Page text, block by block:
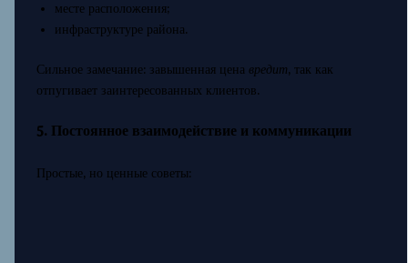
месте расположения;
инфраструктуре района.
Сильное замечание: завышенная цена вредит, так как
отпугивает заинтересованных клиентов.
5. Постоянное взаимодействие и коммуникации
Простые, но ценные советы: